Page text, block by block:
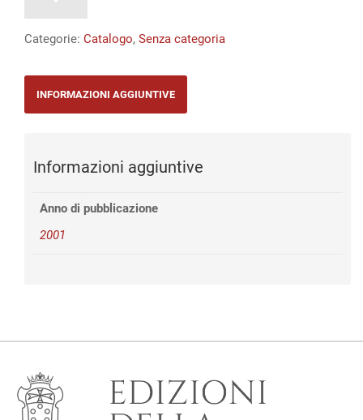
Freud
(1971-
Categorie: Catalogo, Senza categoria
INFORMAZIONI AGGIUNTIVE
Informazioni aggiuntive
Anno di pubblicazione
2001